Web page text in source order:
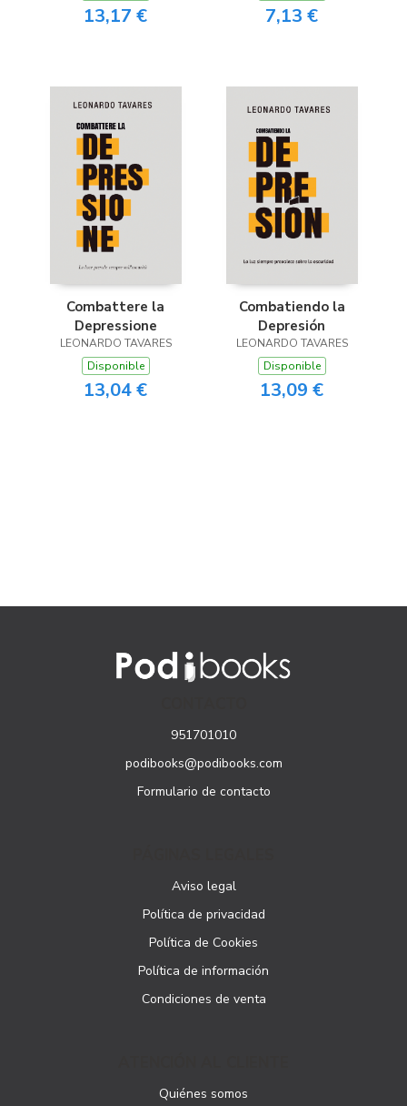
13,17 € 7,13 €
Combattere la
Depressione
LEONARDO TAVARES
Disponible
13,04 €
Combatiendo la
Depresión
LEONARDO TAVARES
Disponible
13,09 €
951701010
podibooks@podibooks.com
Formulario de contacto
Aviso legal
Política de privacidad
Política de Cookies
Política de información
Condiciones de venta
Quiénes somos